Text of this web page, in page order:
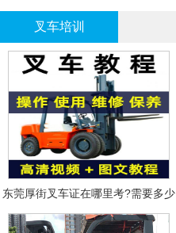
叉车培训
东莞厚街叉车证在哪里考?需要多少
钱?